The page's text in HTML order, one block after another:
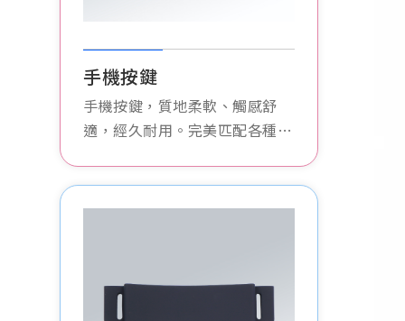
手機按鍵
手機按鍵，質地柔軟、觸感舒
適，經久耐用。完美匹配各種手